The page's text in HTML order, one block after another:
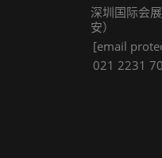
深圳国际会
安）
[email
021 2231